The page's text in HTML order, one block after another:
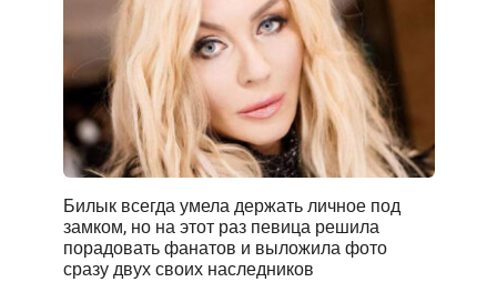
Билык всегда умела держать личное под
замком, но на этот раз певица решила
порадовать фанатов и выложила фото
сразу двух своих наследников